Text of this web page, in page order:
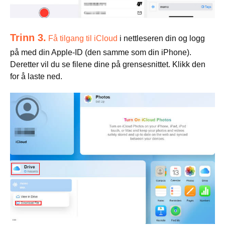
Trinn 3. Få tilgang til iCloud i nettleseren din og logg
på med din Apple-ID (den samme som din iPhone).
Deretter vil du se filene dine på grensesnittet. Klikk den
for å laste ned.